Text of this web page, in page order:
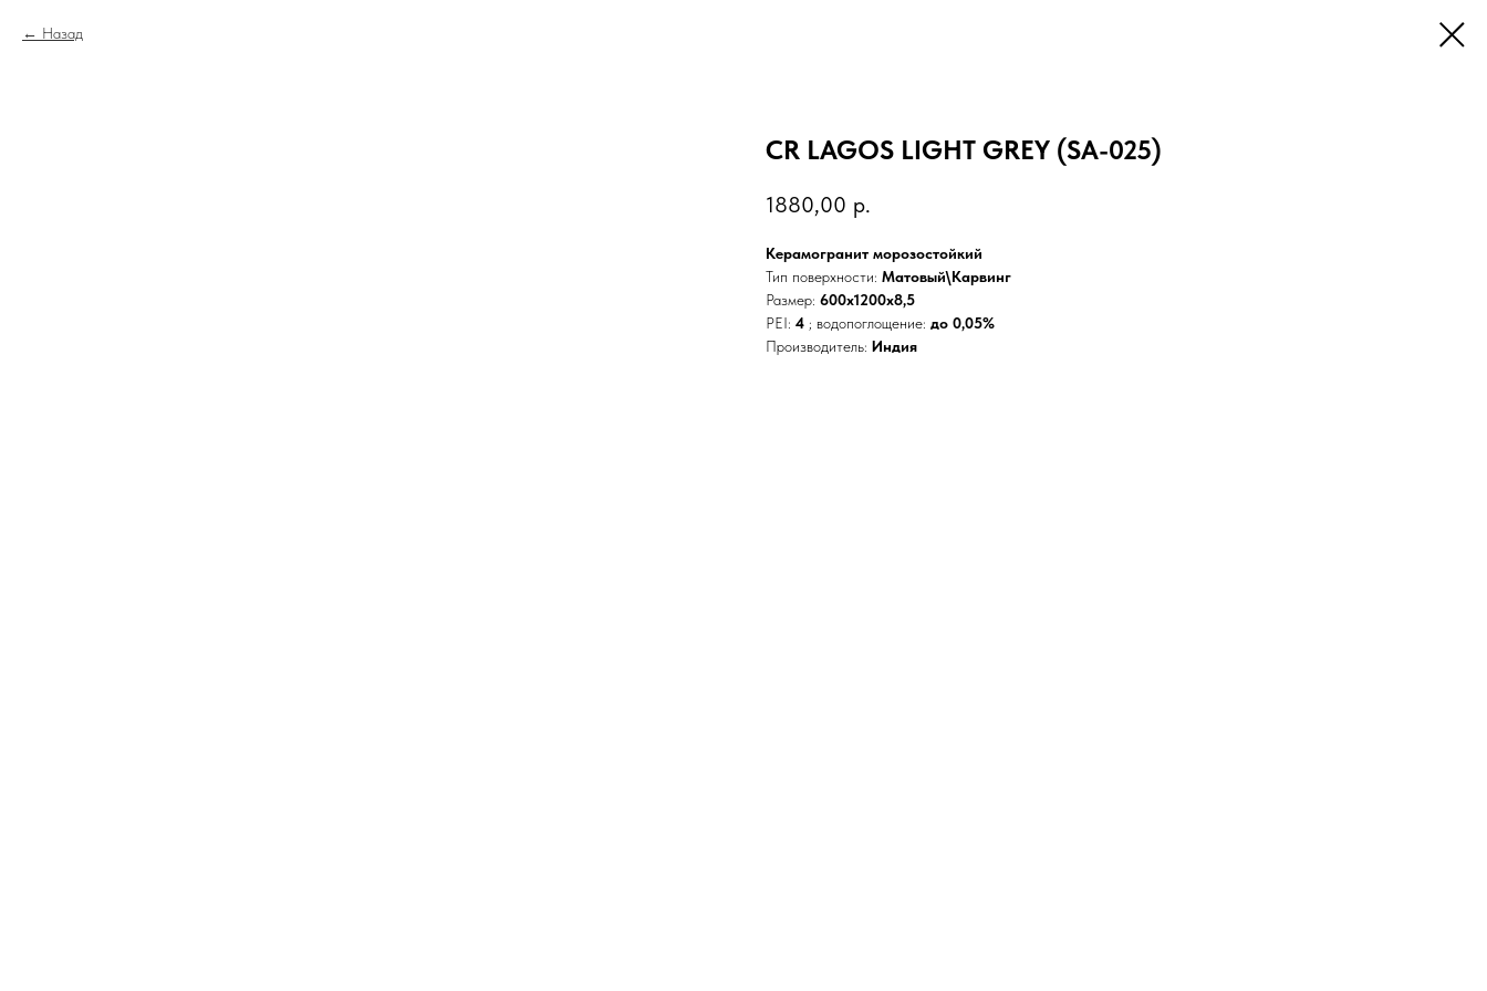
Назад
CR LAGOS LIGHT GREY (SA-025)
1880,00 р.
Керамогранит морозостойкий
Тип поверхности: Матовый\Карвинг
Размер: 600x1200x8,5
PEI: 4 ; водопоглощение: до 0,05%
Производитель: Индия